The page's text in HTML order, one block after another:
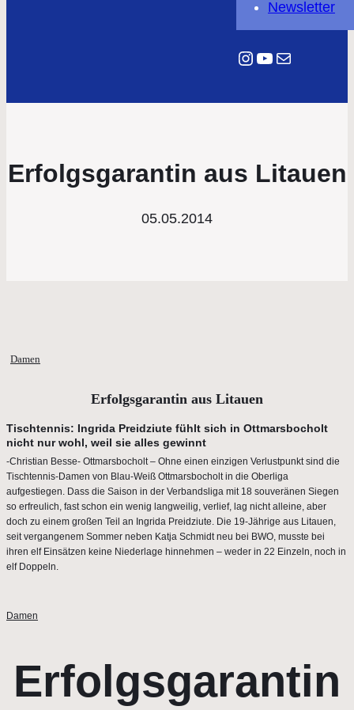
Newsletter
Instagram
YouTube
E-Mail
Erfolgsgarantin aus Litauen
05.05.2014
Damen
Erfolgsgarantin aus Litauen
Tischtennis: Ingrida Preidziute fühlt sich in Ottmarsbocholt
nicht nur wohl, weil sie alles gewinnt
-Christian Besse- Ottmarsbocholt – Ohne einen einzigen Verlustpunkt sind die
Tischtennis-Damen von Blau-Weiß Ottmarsbocholt in die Oberliga
aufgestiegen. Dass die Saison in der Verbandsliga mit 18 souveränen Siegen
so erfreulich, fast schon ein wenig langweilig, verlief, lag nicht alleine, aber
doch zu einem großen Teil an Ingrida Preidziute. Die 19-Jährige aus Litauen,
seit vergangenem Sommer neben Katja Schmidt neu bei BWO, musste bei
ihren elf Einsätzen keine Niederlage hinnehmen – weder in 22 Einzeln, noch in
elf Doppeln.
Damen
Erfolgsgarantin